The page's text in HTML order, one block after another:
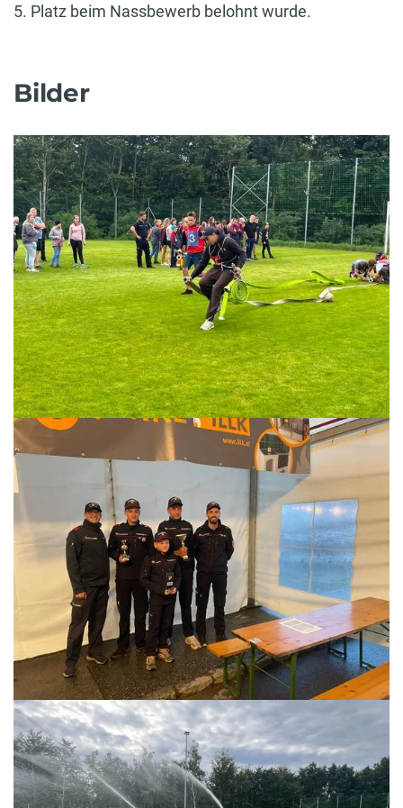
5. Platz beim Nassbewerb belohnt wurde.
Bilder